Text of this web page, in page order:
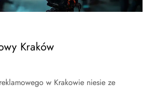
Kraków
w Krakowie niesie ze